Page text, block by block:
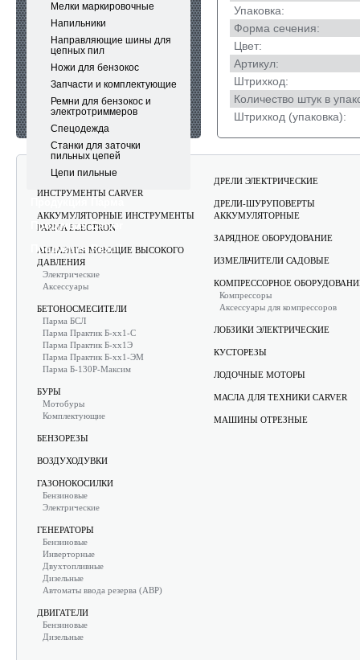
Мелки маркировочные
Напильники
Направляющие шины для
цепных пил
Ножи для бензокос
Запчасти и комплектующие
Ремни для бензокос и
электротриммеров
Спецодежда
Станки для заточки
пильных цепей
Цепи пильные
Продукция Carver
Продукция Rezoil
Упаковка:
Форма сечения:
Цвет:
Артикул:
Штрихкод:
Количество штук в
Штрихкод (упаковка):
АККУМУЛЯТОРНЫЕ САДОВЫЕ
ИНСТРУМЕНТЫ CARVER
АККУМУЛЯТОРНЫЕ ИНСТРУМЕНТЫ
PARMA ELECTRON
АППАРАТЫ МОЮЩИЕ ВЫСОКОГО
ДАВЛЕНИЯ
Электрические
Аксессуары
БЕТОНОСМЕСИТЕЛИ
Парма БСЛ
Парма Практик Б-хх1-С
Парма Практик Б-хх1Э
Парма Практик Б-хх1-ЭМ
Парма Б-130Р-Максим
БУРЫ
Мотобуры
Комплектующие
БЕНЗОРЕЗЫ
ВОЗДУХОДУВКИ
ГАЗОНОКОСИЛКИ
Бензиновые
Электрические
ГЕНЕРАТОРЫ
Бензиновые
Инверторные
Двухтопливные
Дизельные
Автоматы ввода резерва (АВР)
ДВИГАТЕЛИ
Бензиновые
Дизельные
ДРЕЛИ ЭЛЕКТРИЧЕСКИЕ
ДРЕЛИ-ШУРУПОВЕРТЫ
АККУМУЛЯТОРНЫЕ
ЗАРЯДНОЕ ОБОРУДОВАНИЕ
ИЗМЕЛЬЧИТЕЛИ САДОВЫЕ
КОМПРЕССОРНОЕ
Компрессоры
Аксессуары для компрессоров
ЛОБЗИКИ ЭЛЕКТРИЧЕСКИЕ
КУСТОРЕЗЫ
ЛОДОЧНЫЕ МОТОРЫ
МАСЛА ДЛЯ ТЕХНИКИ CARVER
МАШИНЫ ОТРЕЗНЫЕ